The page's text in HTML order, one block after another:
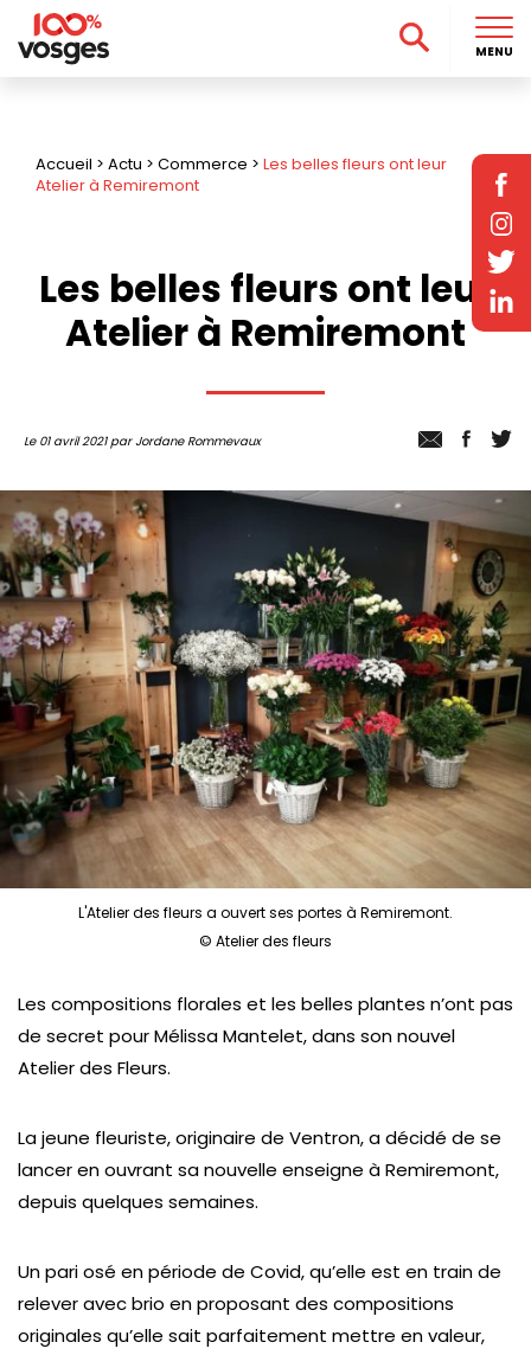
Accueil > Actu > Commerce > Les belles fleurs ont leur
Atelier à Remiremont
Les belles fleurs ont leur
Atelier à Remiremont
Le 01 avril 2021 par Jordane Rommevaux
L'Atelier des fleurs a ouvert ses portes à Remiremont.
© Atelier des fleurs
Les compositions florales et les belles plantes n’ont pas
de secret pour Mélissa Mantelet, dans son nouvel
Atelier des Fleurs.
La jeune fleuriste, originaire de Ventron, a décidé de se
lancer en ouvrant sa nouvelle enseigne à Remiremont,
depuis quelques semaines.
Un pari osé en période de Covid, qu’elle est en train de
relever avec brio en proposant des compositions
originales qu’elle sait parfaitement mettre en valeur,
MENU